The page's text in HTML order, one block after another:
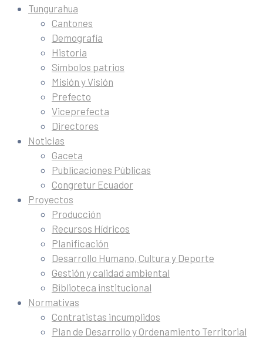
Tungurahua
Cantones
Demografía
Historia
Símbolos patrios
Misión y Visión
Prefecto
Viceprefecta
Directores
Noticias
Gaceta
Publicaciones Públicas
Congretur Ecuador
Proyectos
Producción
Recursos Hídricos
Planificación
Desarrollo Humano, Cultura y Deporte
Gestión y calidad ambiental
Biblioteca institucional
Normativas
Contratistas incumplidos
Plan de Desarrollo y Ordenamiento Territorial